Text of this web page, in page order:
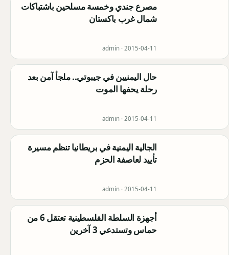
مصرع جندي وخمسة مسلحين باشتباكات
شمال غرب باكستان
admin · 2015-04-11
حال اليمنيين في جيبوتي.. ملجأ آمن بعد
رحلة يحفها الموت
admin · 2015-04-11
الجالية اليمنية في بريطانيا تنظم مسيرة
تأييد لعاصفة الحزم
admin · 2015-04-11
أجهزة السلطة الفلسطينية تعتقل 6 من
حماس وتستدعي 3 آخرين